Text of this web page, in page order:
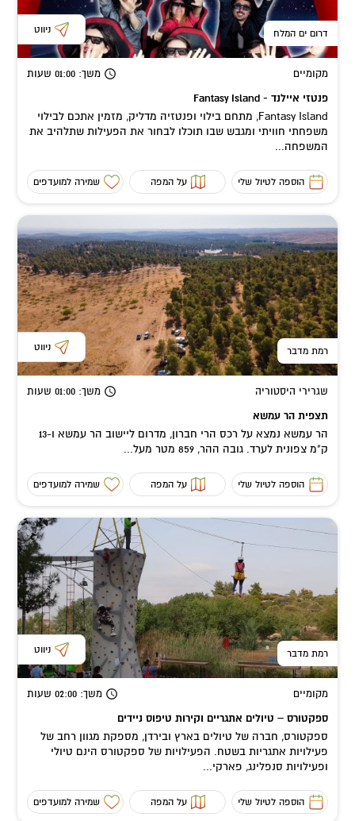
דרום ים המלח ניווט
מקומיים משך: 01:00 שעות
פנטזי איילנד - Fantasy Island
Fantasy Island, מתחם בילוי ופנטזיה מדליק, מזמין אתכם לבילוי
משפחתי חוויתי ומגבש שבו תוכלו לבחור את הפעילות שתלהיב את
המשפחה...
הוספה לטיול שלי על המפה שמירה למועדפים
רמת מדבר ניווט
שגרירי היסטוריה משך: 01:00 שעות
תצפית הר עמשא
הר עמשא נמצא על רכס הרי חברון, מדרום ליישוב הר עמשא ו-13
ק"מ צפונית לערד. גובה ההר, 859 מטר מעל...
הוספה לטיול שלי על המפה שמירה למועדפים
רמת מדבר ניווט
מקומיים משך: 02:00 שעות
ספקטורס – טיולים אתגריים וקירות טיפוס ניידים
ספקטורס, חברה של טיולים בארץ ובירדן, מספקת מגוון רחב של
פעילויות אתגריות בשטח. הפעילויות של ספקטורס הינם טיולי
ופעילויות סנפלינג, פארקי...
הוספה לטיול שלי על המפה שמירה למועדפים